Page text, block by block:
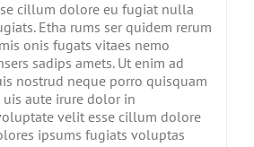
cillum dolore eu fugiat nulla
Etha rums ser quidem rerum
onis fugats vitaes nemo
sadips amets. Ut enim ad
nostrud neque porro quisquam
uis aute irure dolor in
velit esse cillum dolore
ipsums fugiats voluptas